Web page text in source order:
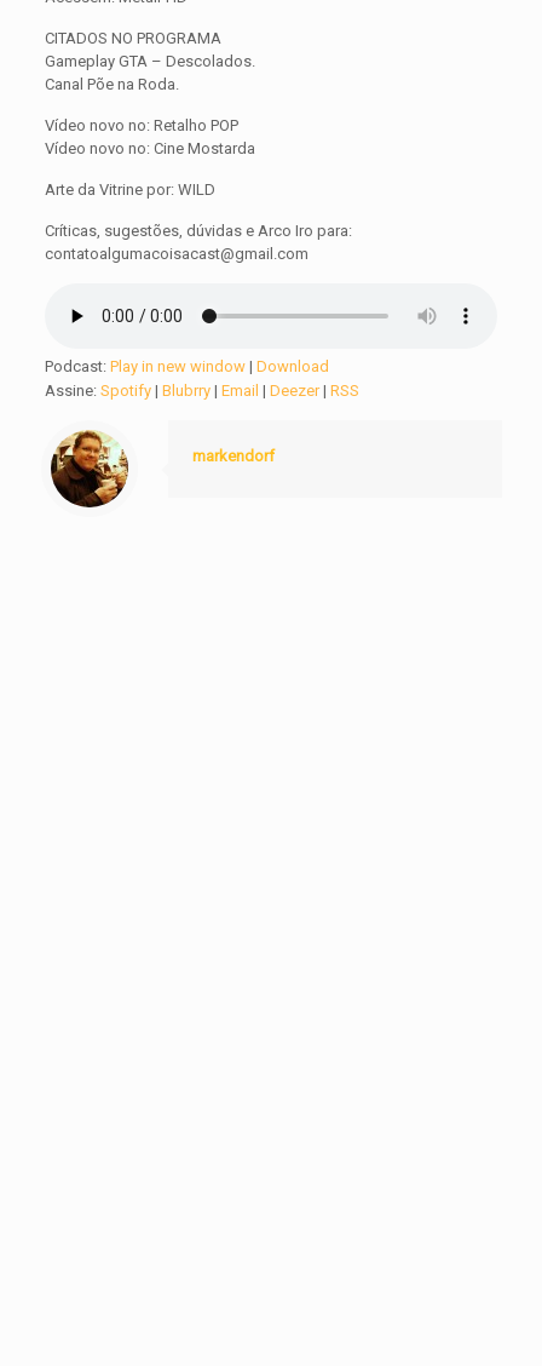
CITADOS NO PROGRAMA
Gameplay GTA – Descolados.
Canal Põe na Roda.
Vídeo novo no: Retalho POP
Vídeo novo no: Cine Mostarda
Arte da Vitrine por: WILD
Críticas, sugestões, dúvidas e Arco Iro para:
contatoalgumacoisacast@gmail.com
Podcast:Play in new window |Download
Assine:Spotify |Blubrry |Email |Deezer|RSS
markendorf